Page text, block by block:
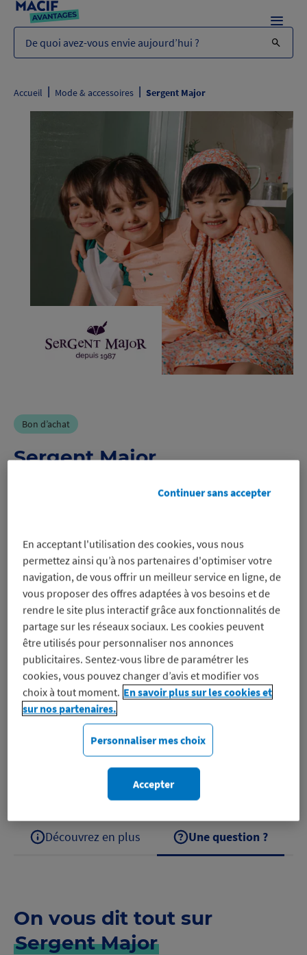
De quoi avez-vous envie aujourd’hui ?
Menu
Accueil | Mode & accessoires | Sergent Major
Bon d’achat
Sergent Major
ligne et en magasin, même sur les
promos
Voir les conditions
Profitez-en
Des vêtements malins et pleins d’imagination pour
les enfants Sergent Major, c’est l’histoire d’une
marque française avec une conviction : c’est en
développant leur imaginaire que les enfants
s’épanouissent le mieux….
Découvrez Sergent Major
Découvrez en plus Une question ?
On vous dit tout sur
Sergent Major
En acceptant l'utilisation des cookies, vous nous
permettez ainsi qu’à nos partenaires d'optimiser votre
navigation, de vous offrir un meilleur service en ligne, de
vous proposer des offres adaptées à vos besoins et de
rendre le site plus interactif grâce aux fonctionnalités de
partage sur les réseaux sociaux. Les cookies peuvent
être utilisés pour personnaliser nos annonces
publicitaires. Sentez-vous libre de paramétrer les
cookies, vous pouvez changer d’avis et modifier vos
choix à tout moment. En savoir plus sur les cookies et
sur nos partenaires.
Personnaliser mes choix
Continuer sans accepter
Accepter